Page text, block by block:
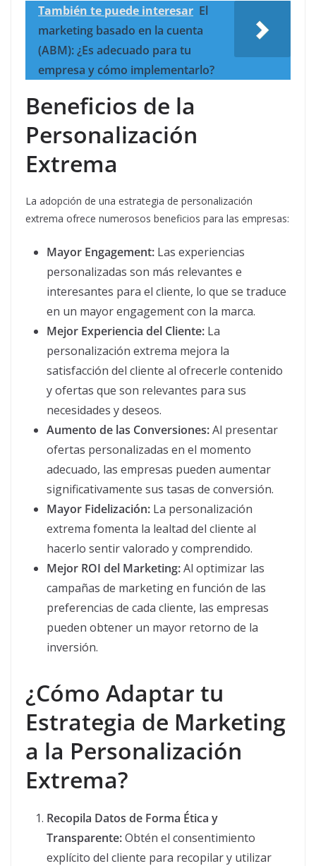
También te puede interesar El
marketing basado en la cuenta
(ABM): ¿Es adecuado para tu
empresa y cómo implementarlo?
Beneficios de la
Personalización
Extrema
La adopción de una estrategia de personalización
extrema ofrece numerosos beneficios para las empresas:
Mayor Engagement: Las experiencias
personalizadas son más relevantes e
interesantes para el cliente, lo que se traduce
en un mayor engagement con la marca.
Mejor Experiencia del Cliente: La
personalización extrema mejora la
satisfacción del cliente al ofrecerle contenido
y ofertas que son relevantes para sus
necesidades y deseos.
Aumento de las Conversiones:Al presentar
ofertas personalizadas en el momento
adecuado, las empresas pueden aumentar
significativamente sus tasas de conversión.
Mayor Fidelización: La personalización
extrema fomenta la lealtad del cliente al
hacerlo sentir valorado y comprendido.
Mejor ROI del Marketing:Al optimizar las
campañas de marketing en función de las
preferencias de cada cliente, las empresas
pueden obtener un mayor retorno de la
inversión.
¿Cómo Adaptar tu
Estrategia de Marketing
a la Personalización
Extrema?
Recopila Datos de Forma Ética y
Transparente:Obtén el consentimiento
explícito del cliente para recopilar y utilizar